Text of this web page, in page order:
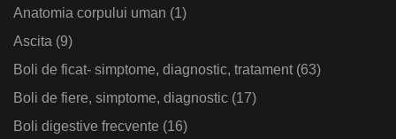
Anatomia corpului uman (1)
Ascita (9)
Boli de ficat- simptome, diagnostic, tratament(63)
Boli de fiere, simptome, diagnostic (17)
Boli digestive frecvente (16)